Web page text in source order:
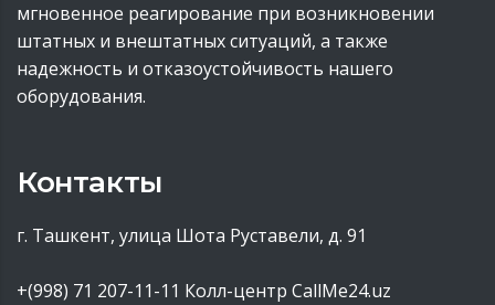
мгновенное реагирование при возникновении
штатных и внештатных ситуаций, а также
надежность и отказоустойчивость нашего
оборудования.
Контакты
г. Ташкент, улица Шота Руставели, д. 91
+(998) 71 207-11-11 Колл-центр CallMe24.uz